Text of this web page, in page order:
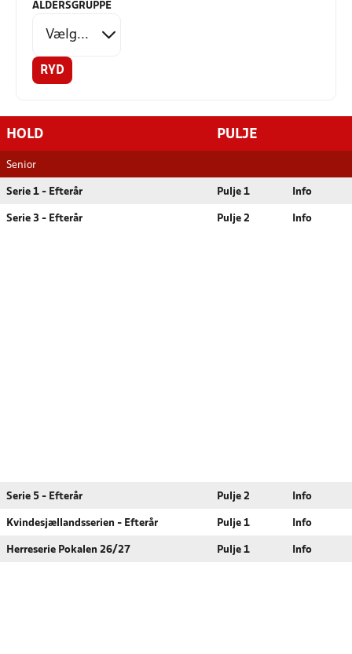
ALDERSGRUPPE
RYD
HOLD PULJE
Senior
Serie 1 - Efterår Pulje 1 Info
Serie 3 - Efterår Pulje 2 Info
Serie 5 - Efterår Pulje 2 Info
Kvindesjællandsserien - Efterår Pulje 1 Info
Herreserie Pokalen 26/27 Pulje 1 Info